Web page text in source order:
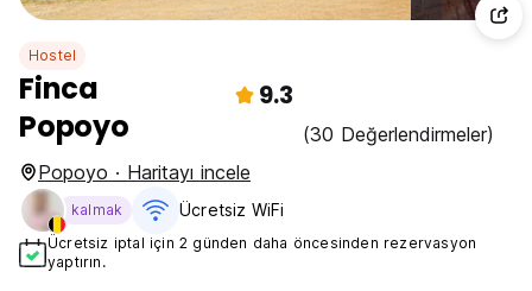
Hostel
Finca
Popoyo
9.3
(30 Değerlendirmeler)
Popoyo · Haritayı incele
kalmak Ücretsiz WiFi
Ücretsiz iptal için 2 günden daha öncesinden rezervasyon
yaptırın.